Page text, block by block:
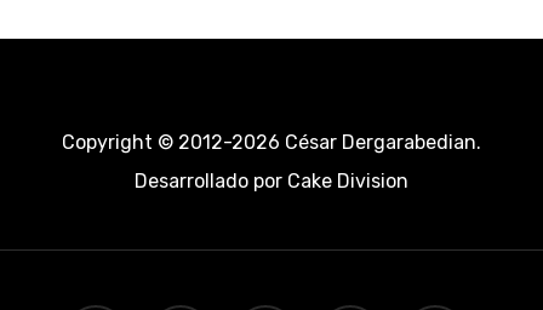
Copyright © 2012-2026 César Dergarabedian.
Desarrollado porCake Division